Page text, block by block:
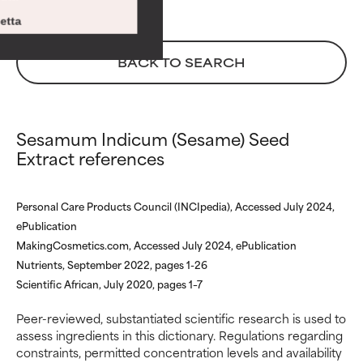
BACK TO SEARCH
Sesamum Indicum (Sesame) Seed
Extract references
Personal Care Products Council (INCIpedia), Accessed July 2024,
ePublication
MakingCosmetics.com, Accessed July 2024, ePublication
Nutrients, September 2022, pages 1-26
Scientific African, July 2020, pages 1–7
Peer-reviewed, substantiated scientific research is used to
assess ingredients in this dictionary. Regulations regarding
constraints, permitted concentration levels and availability
l'utilità.
DA EVITARE
ingredienti potenzialmente
problematici.
Può causare irritazioni,
Può offrire benefici solo in
alcuni casi, ma nel complesso è
dimostrato che fa più male che
bene.
NON CLASSIFICATO
l'utilità.
DA EVITARE
ingredienti potenzialmente
problematici.
Può causare irritazioni,
Può offrire benefici solo in
alcuni casi, ma nel complesso è
dimostrato che fa più male che
bene.
NON CLASSIFICATO